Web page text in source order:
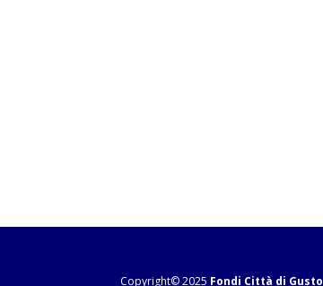
Copyright© 2025 Fondi Città di Gusto